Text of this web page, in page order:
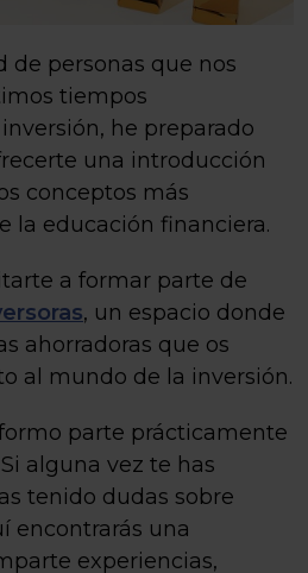
de personas que nos
tiempos
he preparado
una introducción
conceptos más
la educación financiera.
a formar parte de
, un espacio donde
ahorradoras que os
al mundo de la inversión.
parte prácticamente
alguna vez te has
tenido dudas sobre
encontrarás una
experiencias,